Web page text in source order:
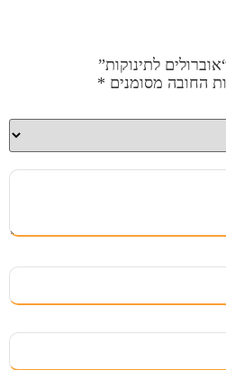
לתינוקות”
החובה מסומנים *